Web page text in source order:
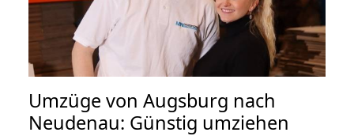
Umzüge von Augsburg nach
Neudenau: Günstig umziehen